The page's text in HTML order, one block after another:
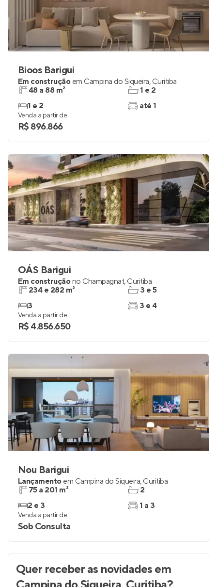
Bioos Barigui
Em construção em Campina do Siqueira, Curitiba
48 a 88 m²
1 e 2
1 e 2
até 1
Venda a partir de
R$ 896.866
OÁS Barigui
Em construçãono Champagnat, Curitiba
234 e 282 m²
3
3 e 5
3 e 4
Venda a partir de
R$ 4.856.650
Nou Barigui
Lançamento em Campina do Siqueira, Curitiba
75 a 201 m²
2 e 3
2
1 a 3
Venda a partir de
Sob Consulta
Quer receber as novidadesem